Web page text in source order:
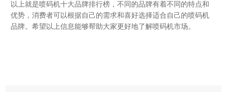
以上就是喷码机十大品牌排行榜，不同的品牌有着不同的特点和
优势，消费者可以根据自己的需求和喜好选择适合自己的喷码机
品牌。希望以上信息能够帮助大家更好地了解喷码机市场。